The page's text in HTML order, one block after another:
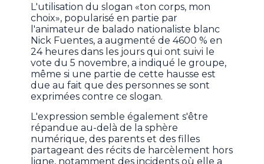
L'utilisation du slogan «ton corps, mon
choix», popularisé en partie par
l'animateur de balado nationaliste blanc
Nick Fuentes, a augmenté de 4600 % en
24 heures dans les jours qui ont suivi le
vote du 5 novembre, a indiqué le groupe,
même si une partie de cette hausse est
due au fait que des personnes se sont
exprimées contre ce slogan.
L'expression semble également s'être
répandue au-delà de la sphère
numérique, des parents et des filles
partageant des récits de harcèlement hors
ligne, notamment des incidents où elle a